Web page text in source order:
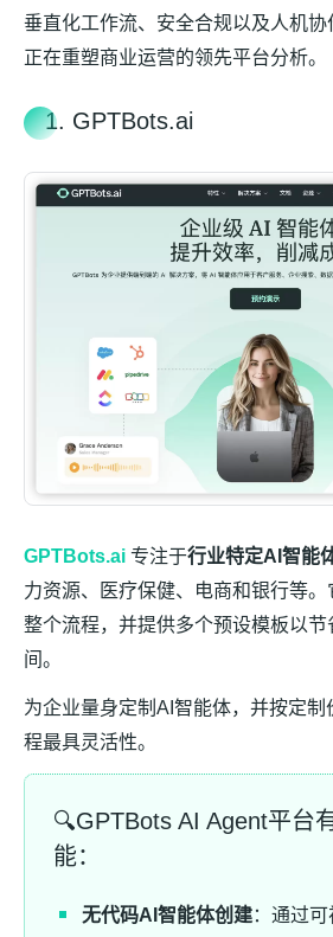
垂直化工作流、安全合规以及人机
正在重塑商业运营的领先平台分析。
1. GPTBots.ai
GPTBots.ai 专注于行业特定AI智能
力资源、医疗保健、电商和银行等。
整个流程，并提供多个预设模板以
间。
为企业量身定制AI智能体，并按定制
程最具灵活性。
🔍GPTBots AI Agent平台
能：
无代码AI智能体创建：通过